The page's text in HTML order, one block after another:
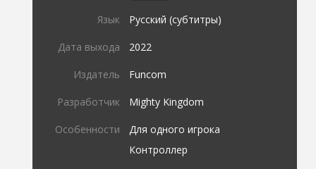
Язык Русский (субтитры)
Дата выхода 2022
Издатель Funcom
Разработчик Mighty Kingdom
Особенности
Для одного игрока
Контроллер